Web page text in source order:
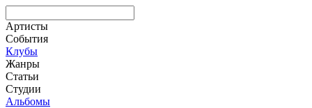
Артисты
События
Клубы
Жанры
Статьи
Студии
Альбомы